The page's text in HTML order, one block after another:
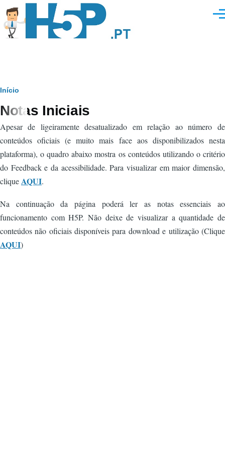
Passar para o conteúdo principal
Navegação
estrutural
Início
Notas Iniciais
Apesar de ligeiramente desatualizado em relação ao número de
conteúdos oficiais (e muito mais face aos disponibilizados nesta
plataforma), o quadro abaixo mostra os conteúdos utilizando o critério
do Feedback e da acessibilidade. Para visualizar em maior dimensão,
cliqueAQUI.
Na continuação da página poderá ler as notas essenciais ao
funcionamento com H5P. Não deixe de visualizar a quantidade de
conteúdos não oficiais disponíveis para download e utilização (Clique
AQUI)